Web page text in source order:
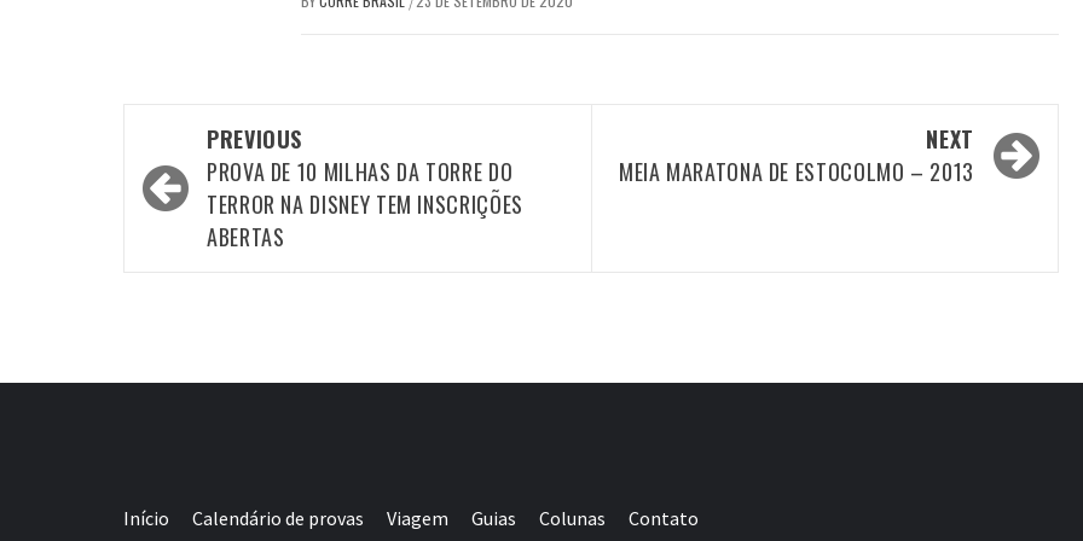
navigation
PREVIOUS
PROVA DE 10 MILHAS DA TORRE DO
TERROR NA DISNEY TEM INSCRIÇÕES
ABERTAS
NEXT
MEIA MARATONA DE ESTOCOLMO – 2013
Início Calendário de provas Viagem Guias Colunas Contato